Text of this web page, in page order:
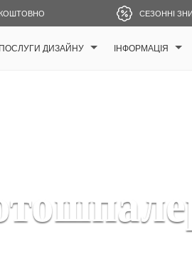
СЕЗОННІ
ПОСЛУГИ ДИЗАЙНУ ІНФОРМАЦІЯ